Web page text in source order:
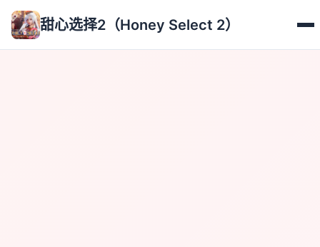
甜心选择2（Honey Select 2）